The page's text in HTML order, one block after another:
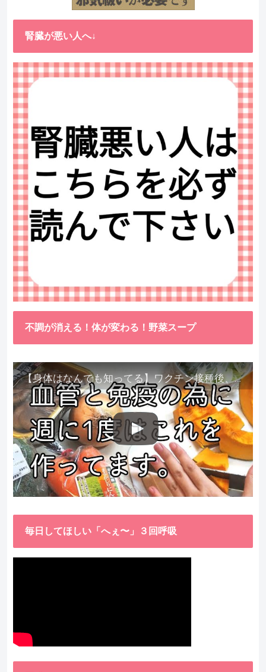
腎臓が悪い人へ↓
不調が消える！体が変わる！野菜スープ
【身体はなんでも知ってる】ワクチン接種後、異常に食べたくなった野菜が細胞回復に貢献してくれました。
毎日してほしい「へぇ〜」３回呼吸